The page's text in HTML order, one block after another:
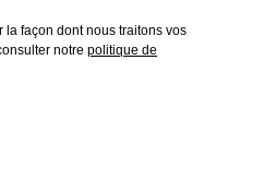
la façon dont nous traitons vos
notre politique de